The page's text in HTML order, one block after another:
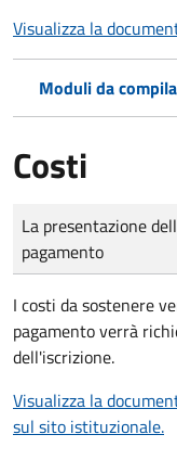
Visualizza la
Moduli da
Costi
Tipo di pagamento
Importo
La presentazione
pagamento
I costi da sostenere
pagamento verrà
dell'iscrizione.
Visualizza la
sul sito istituzionale.